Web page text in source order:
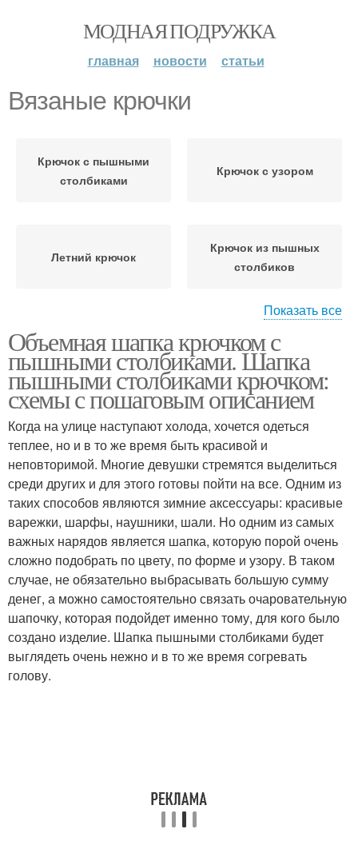
МОДНАЯ ПОДРУЖКА
главная новости статьи
Вязаные крючки
Крючок с пышными
столбиками
Крючок с узором
Летний крючок
Крючок из пышных
столбиков
Крючок по кругу
Крючок для
начинающих
вязальщиков
Крючок с отворотом Вязаное платье
Вязаные платья
Показать все
Объемная шапка крючком с
пышными столбиками. Шапка
пышными столбиками крючком:
схемы с пошаговым описанием
Когда на улице наступают холода, хочется одеться
теплее, но и в то же время быть красивой и
неповторимой. Многие девушки стремятся выделиться
среди других и для этого готовы пойти на все. Одним из
таких способов являются зимние аксессуары: красивые
варежки, шарфы, наушники, шали. Но одним из самых
важных нарядов является шапка, которую порой очень
сложно подобрать по цвету, по форме и узору. В таком
случае, не обязательно выбрасывать большую сумму
денег, а можно самостоятельно связать очаровательную
шапочку, которая подойдет именно тому, для кого было
создано изделие. Шапка пышными столбиками будет
выглядеть очень нежно и в то же время согревать
голову.